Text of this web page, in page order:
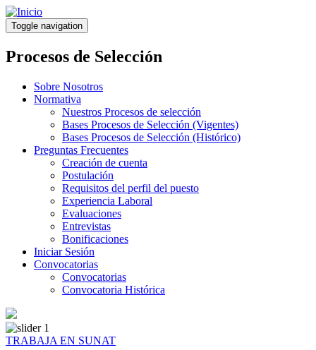
Pasar
al
contenido
principal
Toggle navigation
Procesos de Selección
Sobre Nosotros
Normativa
Nuestros Procesos de selección
Bases Procesos de Selección (Vigentes)
Bases Procesos de Selección (Histórico)
Preguntas Frecuentes
Creación de cuenta
Postulación
Requisitos del perfil del puesto
Experiencia Laboral
Evaluaciones
Entrevistas
Bonificaciones
Iniciar Sesión
Convocatorias
Convocatorias
Convocatoria Histórica
TRABAJA EN SUNAT